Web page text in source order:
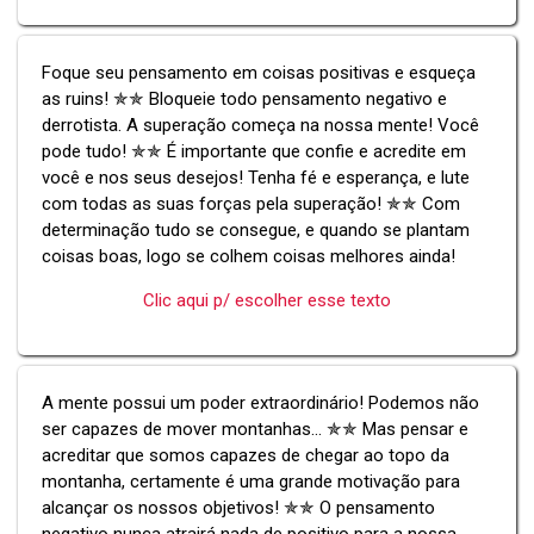
Foque seu pensamento em coisas positivas e esqueça
as ruins! ✯✯ Bloqueie todo pensamento negativo e
derrotista. A superação começa na nossa mente! Você
pode tudo! ✯✯ É importante que confie e acredite em
você e nos seus desejos! Tenha fé e esperança, e lute
com todas as suas forças pela superação! ✯✯ Com
determinação tudo se consegue, e quando se plantam
coisas boas, logo se colhem coisas melhores ainda!
Clic aqui p/ escolher esse texto
A mente possui um poder extraordinário! Podemos não
ser capazes de mover montanhas... ✯✯ Mas pensar e
acreditar que somos capazes de chegar ao topo da
montanha, certamente é uma grande motivação para
alcançar os nossos objetivos! ✯✯ O pensamento